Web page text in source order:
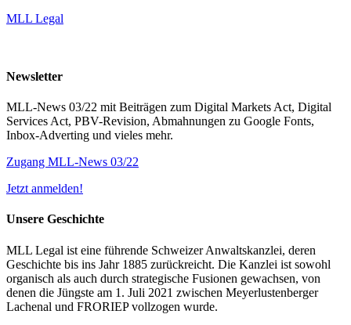
MLL Legal
Newsletter
MLL-News 03/22 mit Beiträgen zum Digital Markets Act, Digital
Services Act, PBV-Revision, Abmahnungen zu Google Fonts,
Inbox-Adverting und vieles mehr.
Zugang MLL-News 03/22
Jetzt anmelden!
Unsere Geschichte
MLL Legal ist eine führende Schweizer Anwaltskanzlei, deren
Geschichte bis ins Jahr 1885 zurückreicht. Die Kanzlei ist sowohl
organisch als auch durch strategische Fusionen gewachsen, von
denen die Jüngste am 1. Juli 2021 zwischen Meyerlustenberger
Lachenal und FRORIEP vollzogen wurde.